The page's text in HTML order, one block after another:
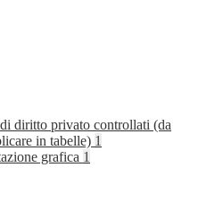
diritto privato controllati (da
in tabelle) 1
grafica 1